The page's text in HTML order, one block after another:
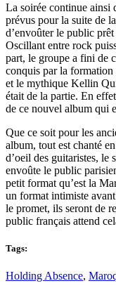
La soirée continue ainsi
prévus pour la suite de
d’envoûter le public
Oscillant entre rock
part, le groupe a fini de
conquis par la formation
et le mythique Kellin
était de la partie. En
de ce nouvel album qui
Que ce soit pour les
album, tout est chanté
d’oeil des guitaristes, le
envoûte le public
petit format qu’est la
un format intimiste
le promet, ils seront de
public français attend
Tags:
Holding Absence,